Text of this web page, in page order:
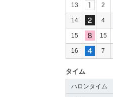
13 2
14 4
15 15
16 7
タイム
ハロンタイム